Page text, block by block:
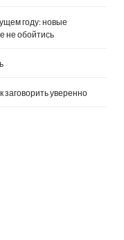
году: новые
не обойтись
заговорить уверенно